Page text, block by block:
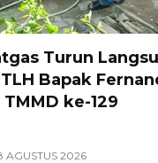
Turun
Bapak
ke-129
AGUSTUS 2026